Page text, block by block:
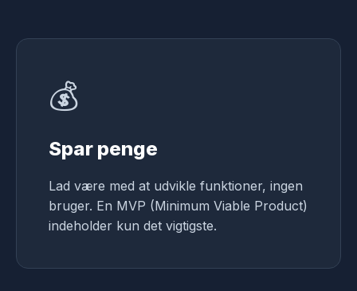
💰
Spar penge
Lad være med at udvikle funktioner, ingen
bruger. En MVP (Minimum Viable Product)
indeholder kun det vigtigste.